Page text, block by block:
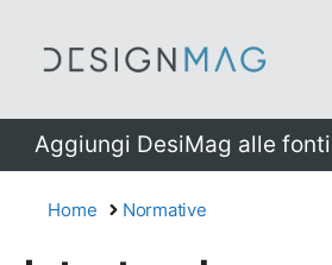
Aggiungi DesiMag alle
Home Normative